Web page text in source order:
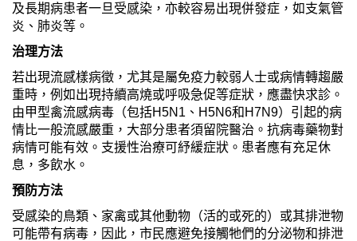
及長期病患者一旦受感染，亦較容易出現併發症，如支氣管
炎、肺炎等。
治理方法
若出現流感樣病徵，尤其是屬免疫力較弱人士或病情轉趨嚴
重時，例如出現持續高燒或呼吸急促等症狀，應盡快求診。
由甲型禽流感病毒（包括H5N1、H5N6和H7N9）引起的病
情比一般流感嚴重，大部分患者須留院醫治。抗病毒藥物對
病情可能有效。支援性治療可紓緩症狀。患者應有充足休
息，多飲水。
預防方法
受感染的鳥類、家禽或其他動物（活的或死的）或其排泄物
可能帶有病毒，因此，市民應避免接觸牠們的分泌物和排泄